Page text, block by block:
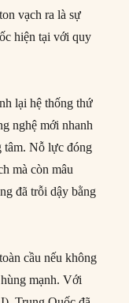
vạch ra là sự
hiện tại với quy
lại hệ thống thứ
nghệ mới nhanh
tâm. Nỗ lực đóng
mà còn mâu
đã trỗi dậy bằng
cầu nếu không
mạnh. Với